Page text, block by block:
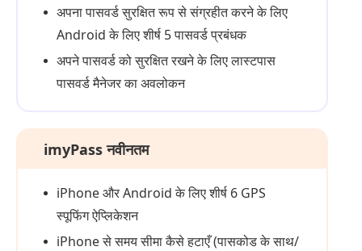
अपना पासवर्ड सुरक्षित रूप से संग्रहीत करने के लिए
Android के लिए शीर्ष 5 पासवर्ड प्रबंधक
अपने पासवर्ड को सुरक्षित रखने के लिए लास्टपास
पासवर्ड मैनेजर का अवलोकन
imyPass नवीनतम
iPhone और Android के लिए शीर्ष 6 GPS
स्पूफिंग ऐप्लिकेशन
iPhone से समय सीमा कैसे हटाएँ (पासकोड के साथ/